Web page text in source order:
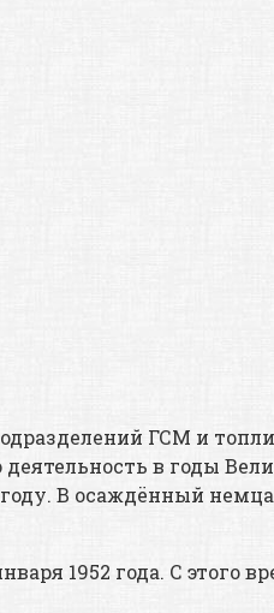
ГСМ и
в годы
В осаждённый
1952 года. С этого